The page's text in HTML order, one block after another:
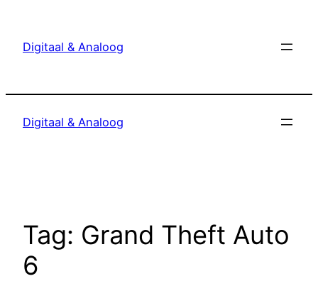
Digitaal & Analoog
Digitaal & Analoog
Tag: Grand Theft Auto
6